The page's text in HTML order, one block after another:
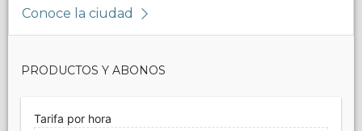
Conoce la ciudad
PRODUCTOS Y ABONOS
Tarifa por hora